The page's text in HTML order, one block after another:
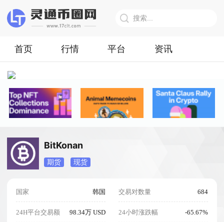
首页 行情 平台 资讯
BitKonan
期货 现货
国家 韩国
24H平台交易额 98.34万 USD
交易对数量 684
24小时涨跌幅 -65.67%